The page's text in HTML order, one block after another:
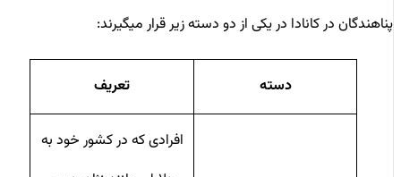
پناهندگان در کانادا در یکی از دو دسته زیر قرار میگیرند:
دسته تعریف
افرادی که در کشور خود به